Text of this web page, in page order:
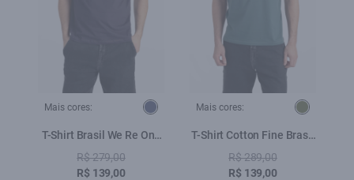
Mais cores:
T-Shirt Brasil We Re One
Team Dark Navy
R$ 279,00
R$ 139,00
Mais cores:
T-Shirt Cotton Fine Brasil
Club Bottle
R$ 289,00
R$ 139,00